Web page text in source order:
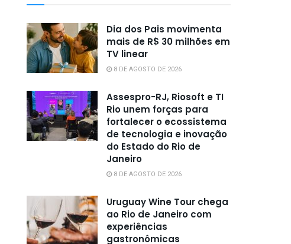
Dia dos Pais movimenta
mais de R$ 30 milhões em
TV linear
8 DE AGOSTO DE 2026
Assespro-RJ, Riosoft e TI
Rio unem forças para
fortalecer o ecossistema
de tecnologia e inovação
do Estado do Rio de
Janeiro
8 DE AGOSTO DE 2026
Uruguay Wine Tour chega
ao Rio de Janeiro com
experiências
gastronômicas